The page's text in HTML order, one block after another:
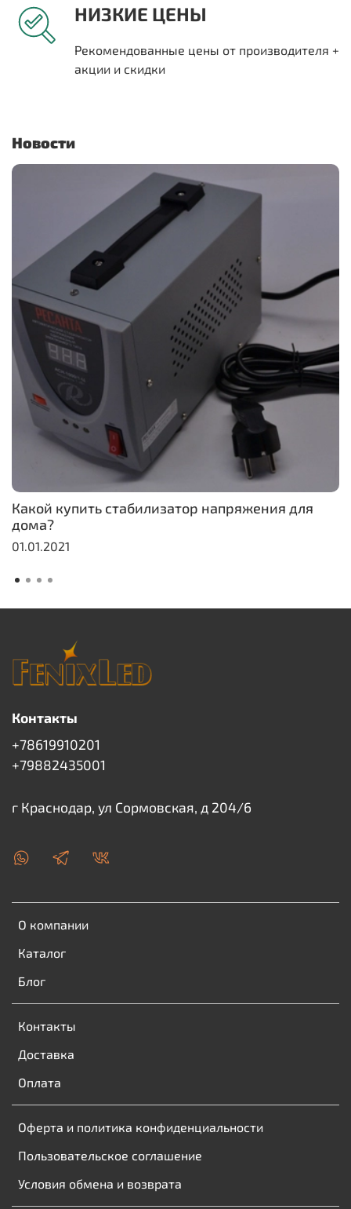
НИЗКИЕ ЦЕНЫ
Рекомендованные цены от производителя +
акции и скидки
Новости
Какой купить стабилизатор напряжения для
дома?
01.01.2021
О компании
Каталог
Блог
Контакты
Доставка
Оплата
Оферта и политика конфиденциальности
Пользовательское соглашение
Условия обмена и возврата
Контакты
+78619910201
+79882435001
г Краснодар, ул Сормовская, д 204/6